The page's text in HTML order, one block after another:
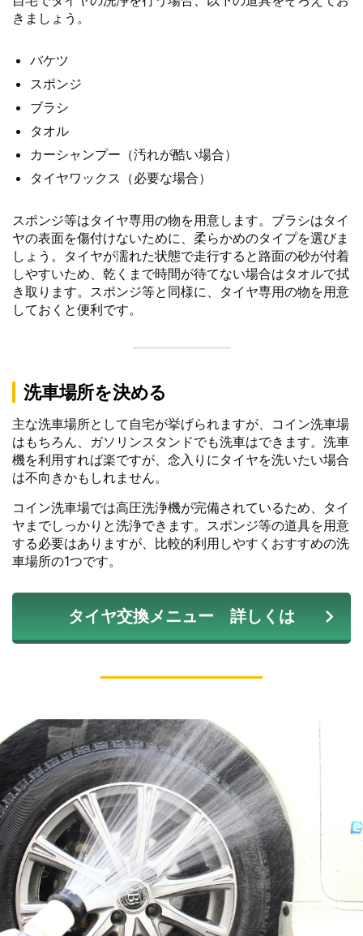
きましょう。
バケツ
スポンジ
ブラシ
タオル
カーシャンプー（汚れが酷い場合）
タイヤワックス（必要な場合）
スポンジ等はタイヤ専用の物を用意します。ブラシはタイ
ヤの表面を傷付けないために、柔らかめのタイプを選びま
しょう。タイヤが濡れた状態で走行すると路面の砂が付着
しやすいため、乾くまで時間が待てない場合はタオルで拭
き取ります。スポンジ等と同様に、タイヤ専用の物を用意
しておくと便利です。
洗車場所を決める
主な洗車場所として自宅が挙げられますが、コイン洗車場
はもちろん、ガソリンスタンドでも洗車はできます。洗車
機を利用すれば楽ですが、念入りにタイヤを洗いたい場合
は不向きかもしれません。
コイン洗車場では高圧洗浄機が完備されているため、タイ
ヤまでしっかりと洗浄できます。スポンジ等の道具を用意
する必要はありますが、比較的利用しやすくおすすめの洗
車場所の1つです。
タイヤ交換メニュー 詳しくは